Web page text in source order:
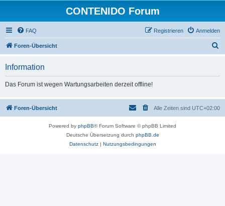
CONTENIDO Forum
FAQ Anmelden
Registrieren
Foren-Übersicht
Information
Das Forum ist wegen Wartungsarbeiten derzeit offline!
Foren-Übersicht Alle Zeiten sind UTC+02:00
Powered by phpBB® Forum Software © phpBB Limited
Deutsche Übersetzung durch phpBB.de
Datenschutz| Nutzungsbedingungen